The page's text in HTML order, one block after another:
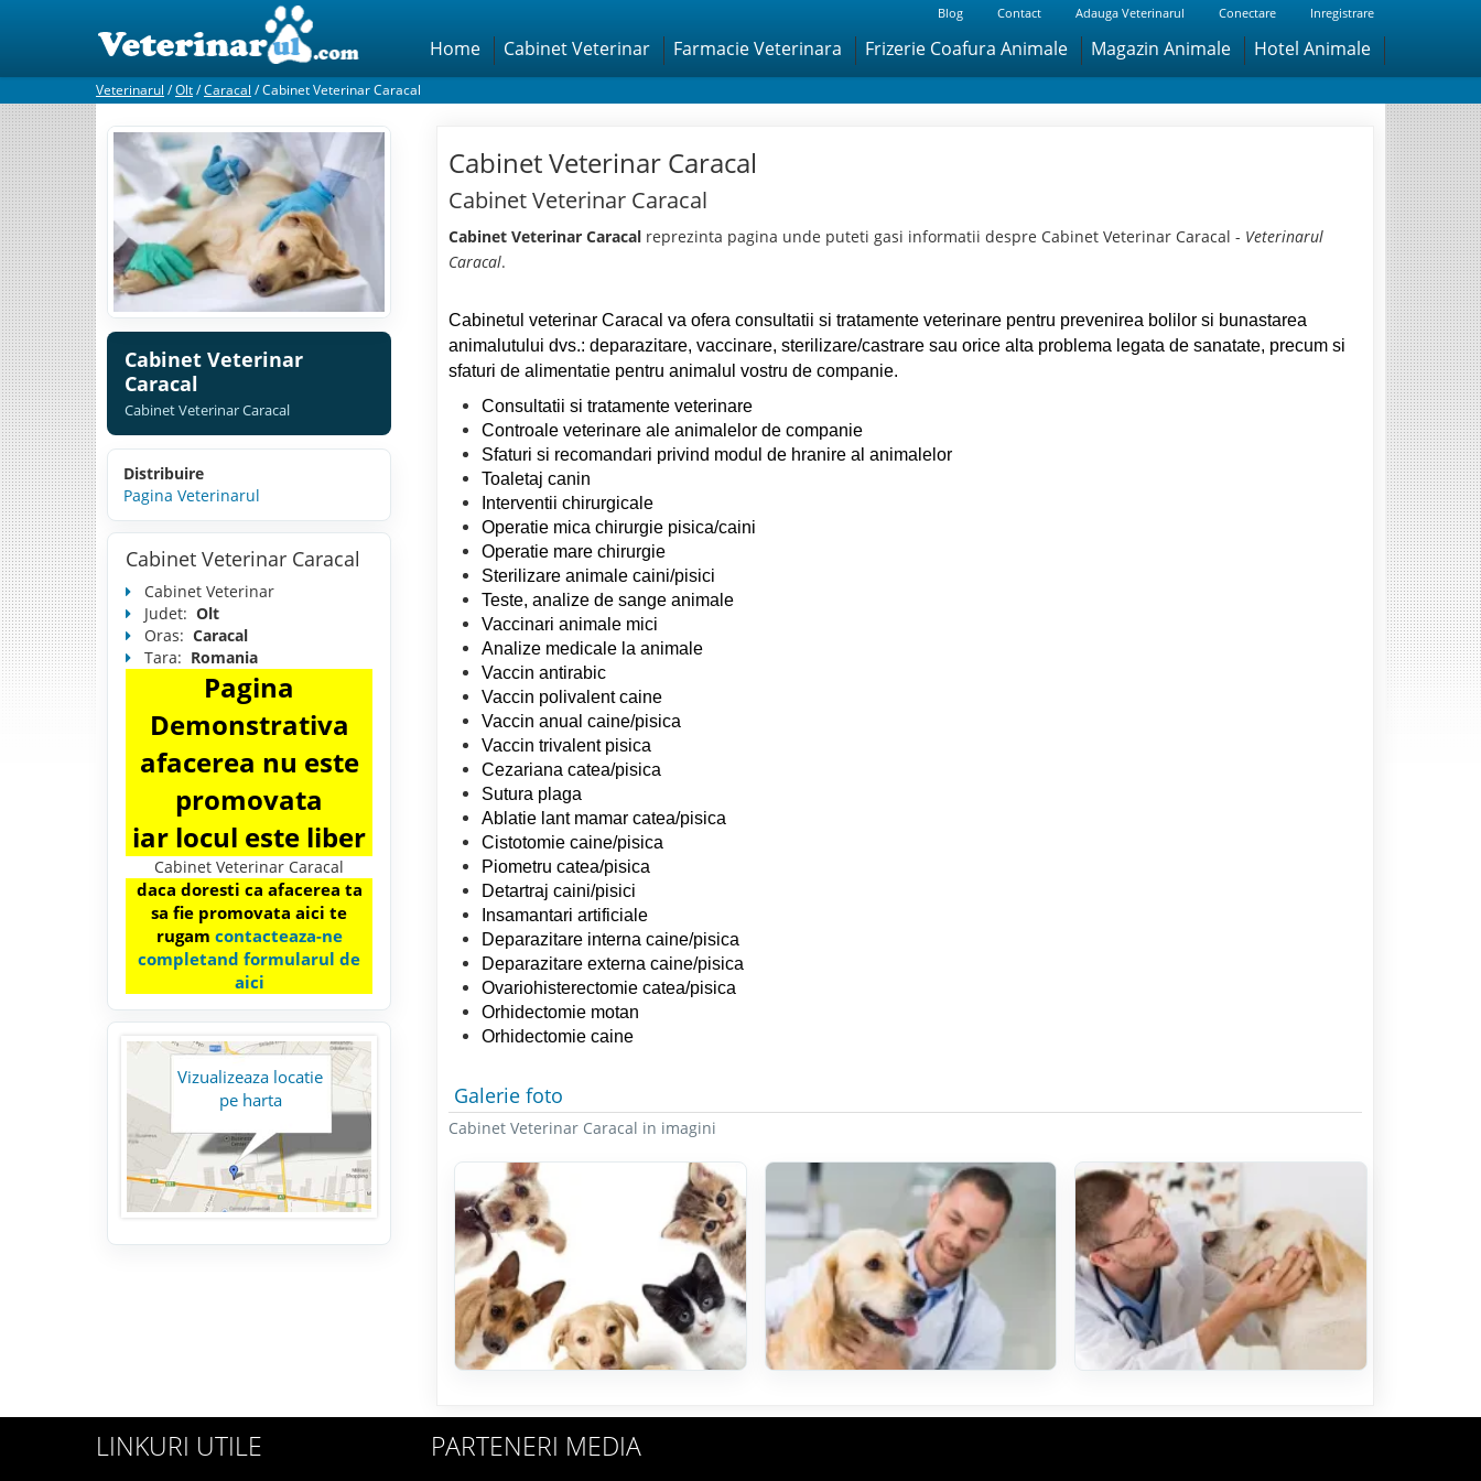
Blog Contact Adauga Veterinarul Conectare Inregistrare
Home Cabinet Veterinar Farmacie Veterinara Frizerie Coafura Animale Magazin Animale Hotel Animale
Veterinarul /Olt/Caracal /Cabinet Veterinar Caracal
Cabinet Veterinar
Caracal
Cabinet Veterinar Caracal
Distribuire
Pagina Veterinarul
Cabinet Veterinar Caracal
Cabinet Veterinar
Judet: Olt
Oras: Caracal
Tara: Romania
Pagina
Demonstrativa
afacerea nu este
promovata
iar locul este liber
Cabinet Veterinar Caracal
daca doresti ca afacerea ta
sa fie promovata aici te
rugam contacteaza-ne
completand formularul de
aici
Vizualizeaza locatie
pe harta
Cabinet Veterinar Caracal
Cabinet Veterinar Caracal
Cabinet Veterinar Caracal reprezinta pagina unde puteti gasi informatii despre Cabinet Veterinar Caracal - Veterinarul
Caracal.
Cabinetul veterinar Caracal va ofera consultatii si tratamente veterinare pentru prevenirea bolilor si bunastarea
animalutului dvs.: deparazitare, vaccinare, sterilizare/castrare sau orice alta problema legata de sanatate, precum si
sfaturi de alimentatie pentru animalul vostru de companie.
Consultatii si tratamente veterinare
Controale veterinare ale animalelor de companie
Sfaturi si recomandari privind modul de hranire al animalelor
Toaletaj canin
Interventii chirurgicale
Operatie mica chirurgie pisica/caini
Operatie mare chirurgie
Sterilizare animale caini/pisici
Teste, analize de sange animale
Vaccinari animale mici
Analize medicale la animale
Vaccin antirabic
Vaccin polivalent caine
Vaccin anual caine/pisica
Vaccin trivalent pisica
Cezariana catea/pisica
Sutura plaga
Ablatie lant mamar catea/pisica
Cistotomie caine/pisica
Piometru catea/pisica
Detartraj caini/pisici
Insamantari artificiale
Deparazitare interna caine/pisica
Deparazitare externa caine/pisica
Ovariohisterectomie catea/pisica
Orhidectomie motan
Orhidectomie caine
Galerie foto
Cabinet Veterinar Caracal in imagini
LINKURI UTILE PARTENERI MEDIA